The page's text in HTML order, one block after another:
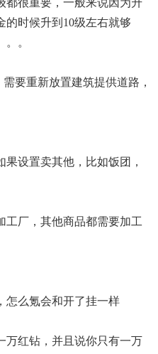
都很重要，一般来说因为升
的时候升到10级左右就够
。
要重新放置建筑提供道路，
设置卖其他，比如饭团，
工厂，其他商品都需要加工
怎么氪会和开了挂一样
万红钻，并且说你只有一万